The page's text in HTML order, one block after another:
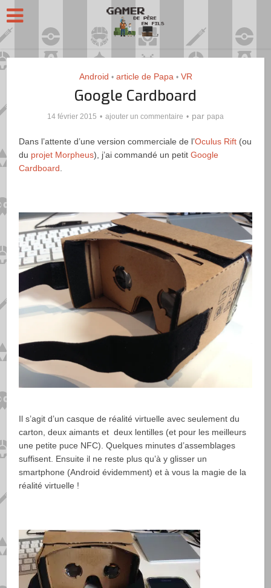
Android • article de Papa • VR
Google Cardboard
14 février 2015 ajouter un commentaire par papa
Dans l’attente d’une version commerciale de l’Oculus Rift (ou
du projet Morpheus), j’ai commandé un petitGoogle
Cardboard
Il s’agit d’un casque de réalité virtuelle avec seulement du
carton, deux aimants et deux lentilles (et pour les meilleurs
une petite puce NFC). Quelques minutes d’assemblages
suffisent. Ensuite il ne reste plus qu’à y glisser un
smartphone (Android évidemment) et à vous la magie de la
réalité virtuelle !